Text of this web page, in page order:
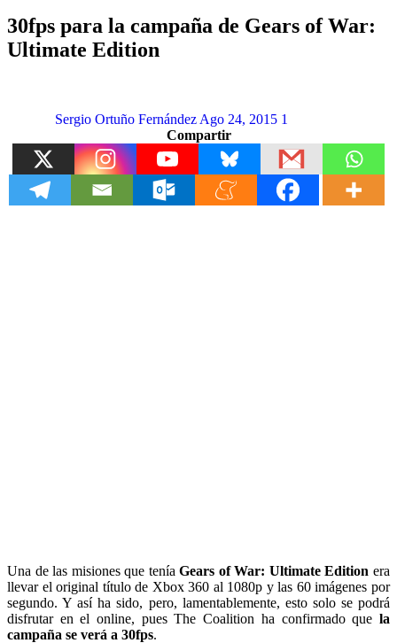
30fps para la campaña de Gears of War:
Ultimate Edition
Sergio Ortuño Fernández Ago 24, 2015 1
Compartir
Una de las misiones que teníaGears of War: Ultimate Edition era
llevar el original título de Xbox 360 al 1080p y las 60 imágenes por
segundo. Y así ha sido, pero, lamentablemente, esto solo se podrá
disfrutar en el online, pues The Coalition ha confirmado que la
campaña se verá a 30fps.